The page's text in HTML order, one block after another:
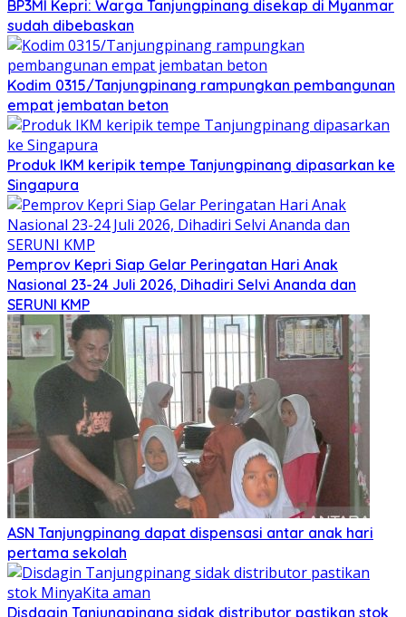
BP3MI Kepri: Warga Tanjungpinang disekap di Myanmar
sudah dibebaskan
Kodim 0315/Tanjungpinang rampungkan pembangunan
empat jembatan beton
Produk IKM keripik tempe Tanjungpinang dipasarkan ke
Singapura
Pemprov Kepri Siap Gelar Peringatan Hari Anak
Nasional 23-24 Juli 2026, Dihadiri Selvi Ananda dan
SERUNI KMP
ASN Tanjungpinang dapat dispensasi antar anak hari
pertama sekolah
Disdagin Tanjungpinang sidak distributor pastikan stok